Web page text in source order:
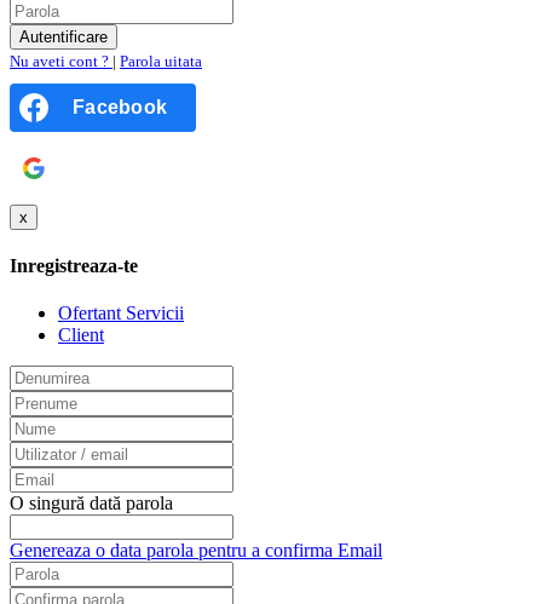
Nu aveti cont ? | Parola uitata
Facebook
x
Inregistreaza-te
Ofertant Servicii
Client
O singură dată parola
Genereaza o data parola pentru a confirma Email